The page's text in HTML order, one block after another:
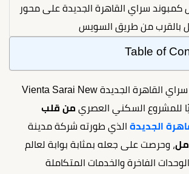
كمبوند سراي القاهرة الجديدة على محور
بالقرب من طريق السويس
Table of
يقدم مشروع فينتا سراي القاهرة الجديدة Vienta Sarai New
من قلب
الجديدة الذي طورته شركة مدينة
، وحرصت على جعله بمثابة بوابة لعالم
الفاخرة والخدمات المتكاملة